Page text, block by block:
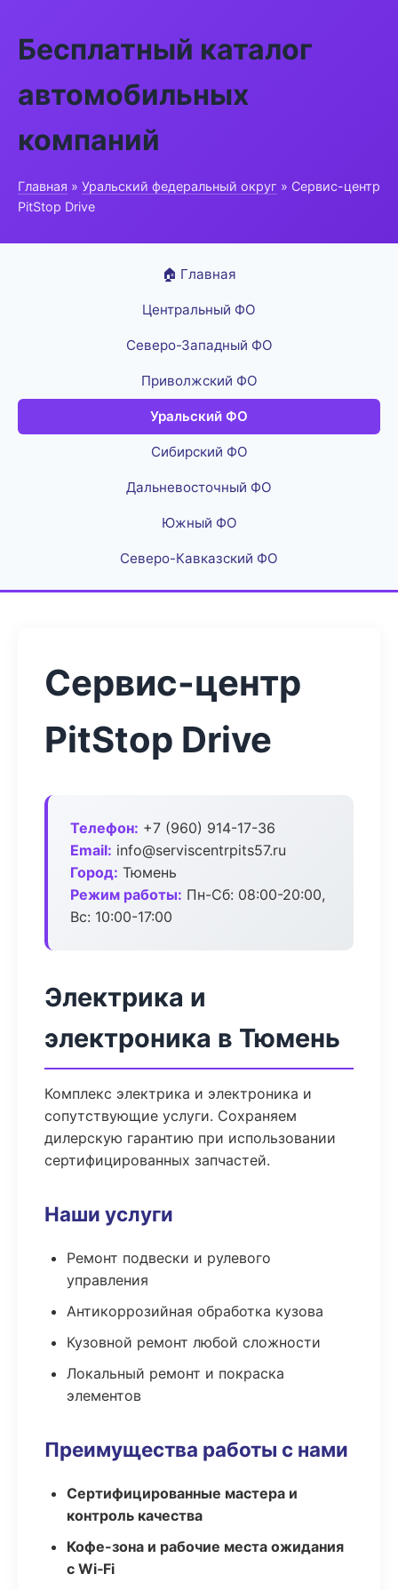
Бесплатный каталог
автомобильных
компаний
Главная » Уральский федеральный округ » Сервис-центр
PitStop Drive
🏠 Главная
Центральный ФО
Северо-Западный ФО
Приволжский ФО
Уральский ФО
Сибирский ФО
Дальневосточный ФО
Южный ФО
Северо-Кавказский ФО
Сервис-центр
PitStop Drive
Телефон: +7 (960) 914-17-36
Email: info@serviscentrpits57.ru
Город: Тюмень
Режим работы: Пн-Сб: 08:00-20:00,
Вс: 10:00-17:00
Электрика и
электроника в Тюмень
Комплекс электрика и электроника и
сопутствующие услуги. Сохраняем
дилерскую гарантию при использовании
сертифицированных запчастей.
Наши услуги
Ремонт подвески и рулевого
управления
Антикоррозийная обработка кузова
Кузовной ремонт любой сложности
Локальный ремонт и покраска
элементов
Преимущества работы с нами
Сертифицированные мастера и
контроль качества
Кофе-зона и рабочие места ожидания
с Wi‑Fi